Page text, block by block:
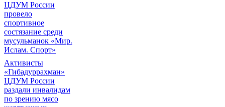
ЦДУМ России
провело
спортивное
состязание среди
мусульманок «Мир.
Ислам. Спорт»
Активисты
«Гибадуррахман»
ЦДУМ России
раздали инвалидам
по зрению мясо